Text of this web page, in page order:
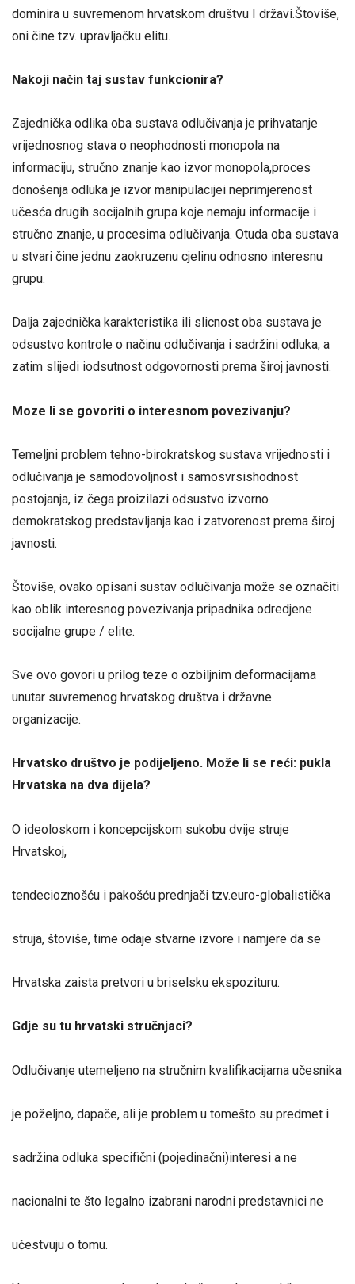
dominira u suvremenom hrvatskom društvu I državi.Štoviše,
oni čine tzv. upravljačku elitu.
Nakoji način taj sustav funkcionira?
Zajednička odlika oba sustava odlučivanja je prihvatanje
vrijednosnog stava o neophodnosti monopola na
informaciju, stručno znanje kao izvor monopola,proces
donošenja odluka je izvor manipulacijei neprimjerenost
učesća drugih socijalnih grupa koje nemaju informacije i
stručno znanje, u procesima odlučivanja. Otuda oba sustava
u stvari čine jednu zaokruzenu cjelinu odnosno interesnu
grupu.
Dalja zajednička karakteristika ili slicnost oba sustava je
odsustvo kontrole o načinu odlučivanja i sadržini odluka, a
zatim slijedi iodsutnost odgovornosti prema široj javnosti.
Moze li se govoriti o interesnom povezivanju?
Temeljni problem tehno-birokratskog sustava vrijednosti i
odlučivanja je samodovoljnost i samosvrsishodnost
postojanja, iz čega proizilazi odsustvo izvorno
demokratskog predstavljanja kao i zatvorenost prema široj
javnosti.
Štoviše, ovako opisani sustav odlučivanja može se označiti
kao oblik interesnog povezivanja pripadnika odredjene
socijalne grupe / elite.
Sve ovo govori u prilog teze o ozbiljnim deformacijama
unutar suvremenog hrvatskog društva i državne
organizacije.
Hrvatsko društvo je podijeljeno. Može li se reći: pukla
Hrvatska na dva dijela?
O ideoloskom i koncepcijskom sukobu dvije struje
Hrvatskoj,
tendecioznošću i pakošću prednjači tzv.euro-globalistička
struja, štoviše, time odaje stvarne izvore i namjere da se
Hrvatska zaista pretvori u briselsku ekspozituru.
Gdje su tu hrvatski stručnjaci?
Odlučivanje utemeljeno na stručnim kvalifikacijama učesnika
je poželjno, dapače, ali je problem u tomešto su predmet i
sadržina odluka specifični (pojedinačni)interesi a ne
nacionalni te što legalno izabrani narodni predstavnici ne
učestvuju o tomu.